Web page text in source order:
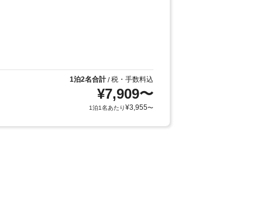
1泊2名合計/税・手数料込
¥7,909〜
1泊1名あたり¥3,955〜